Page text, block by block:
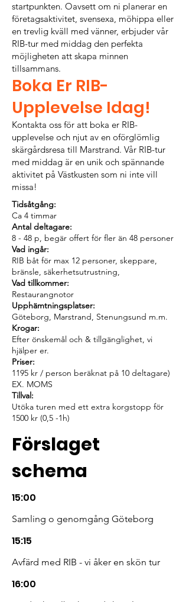
startpunkten. Oavsett om ni planerar en
företagsaktivitet, svensexa, möhippa eller
en trevlig kväll med vänner, erbjuder vår
RIB-tur med middag den perfekta
möjligheten att skapa minnen
tillsammans.
Boka Er RIB-
Upplevelse Idag!
Kontakta oss för att boka er RIB-
upplevelse och njut av en oförglömlig
skärgårdsresa till Marstrand. Vår RIB-tur
med middag är en unik och spännande
aktivitet på Västkusten som ni inte vill
missa!
Tidsåtgång:
Ca 4 timmar
Antal deltagare:
8 - 48 p, begär offert för fler än 48 personer
Vad ingår:
RIB båt för max 12 personer, skeppare,
bränsle, säkerhetsutrustning,
Vad tillkommer:
Restaurangnotor
Upphämtningsplatser:
Göteborg, Marstrand, Stenungsund m.m.
Krogar:
Efter önskemål och & tillgänglighet, vi
hjälper er.
Priser:
1195 kr / person beräknat på 10 deltagare)
EX. MOMS
Tillval:
Utöka turen med ett extra korgstopp för
1500 kr (0,5 -1h)
Förslaget
schema
15:00
Samling o genomgång Göteborg
15:15
Avfärd med RIB - vi åker en skön tur
16:00